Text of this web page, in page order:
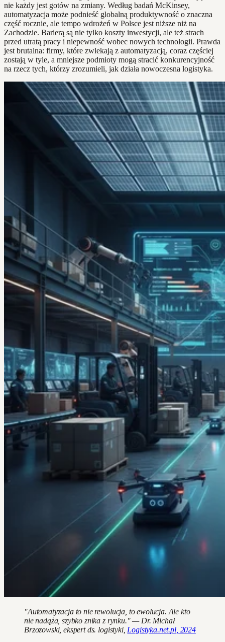
nie każdy jest gotów na zmiany. Według badań McKinsey,
automatyzacja może podnieść globalną produktywność o znaczna
część rocznie, ale tempo wdrożeń w Polsce jest niższe niż na
Zachodzie. Barierą są nie tylko koszty inwestycji, ale też strach
przed utratą pracy i niepewność wobec nowych technologii. Prawda
jest brutalna: firmy, które zwlekają z automatyzacją, coraz częściej
zostają w tyle, a mniejsze podmioty mogą stracić konkurencyjność
na rzecz tych, którzy zrozumieli, jak działa nowoczesna logistyka.
"Automatyzacja to nie rewolucja, to ewolucja. Ale kto
nie nadąża, szybko znika z rynku." — Dr. Michał
Brzozowski, ekspert ds. logistyki, Logistyka.net.pl, 2024